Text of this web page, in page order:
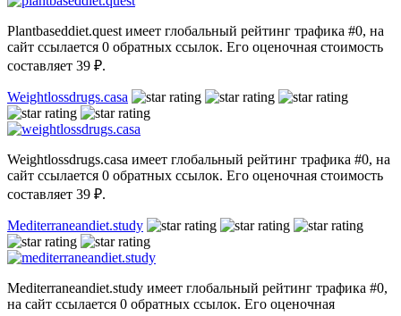
Plantbaseddiet.quest имеет глобальный рейтинг трафика #0, на
сайт ссылается 0 обратных ссылок. Его оценочная стоимость
составляет 39 ₽.
Weightlossdrugs.casa
Weightlossdrugs.casa имеет глобальный рейтинг трафика #0, на
сайт ссылается 0 обратных ссылок. Его оценочная стоимость
составляет 39 ₽.
Mediterraneandiet.study
Mediterraneandiet.study имеет глобальный рейтинг трафика #0,
на сайт ссылается 0 обратных ссылок. Его оценочная